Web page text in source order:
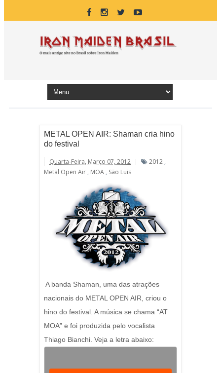
METAL OPEN AIR: Shaman cria hino
do festival
Quarta-Feira, Março 07, 2012 2012 ,
Metal Open Air , MOA , São Luis
A banda Shaman, uma das atrações
nacionais do METAL OPEN AIR, criou o
hino do festival. A música se chama “AT
MOA” e foi produzida pelo vocalista
Thiago Bianchi. Veja a letra abaixo: